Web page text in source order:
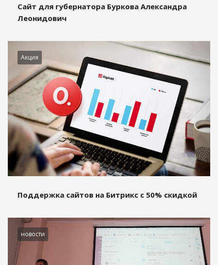
Сайт для губернатора Буркова Александра
Леонидович
Акция
Поддержка сайтов на Битрикс с 50% скидкой
новости